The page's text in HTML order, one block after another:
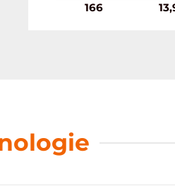
166